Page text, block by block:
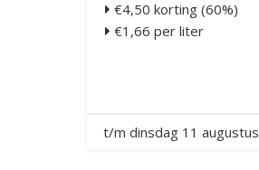
€4,50 korting (60%)
€1,66 per liter
t/m dinsdag 11 augustus